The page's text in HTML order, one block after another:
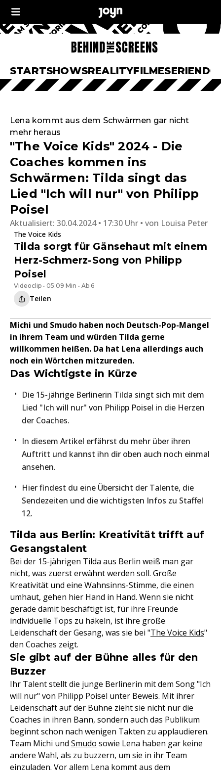
STARTSHOWSREALITYFILMESERIEN
Lena kommt aus dem Schwärmen gar nicht
mehr heraus
"The Voice Kids" 2024 - Die
Coaches kommen ins
Schwärmen: Tilda singt das
Lied "Ich will nur" von Philipp
Poisel
Aktualisiert: 30.04.2024 • 17:30 Uhr von Louisa Peter
The Voice Kids
Tilda sorgt für Gänsehaut mit einem
Herz-Schmerz-Song von Philipp
Poisel
Videoclip • 05:09 Min • Ab 6
Teilen
Michi und Smudo haben noch Deutsch-Pop-Mangel
in ihrem Team und würden Tilda gerne
willkommen heißen. Da hat Lena allerdings auch
noch ein Wörtchen mitzureden.
Das Wichtigste in Kürze
Die 15-jährige Berlinerin Tilda singt sich mit dem
Lied "Ich will nur" von Philipp Poisel in die Herzen
der Coaches.
In diesem Artikel erfährst du mehr über ihren
Auftritt und kannst ihn dir oben auch noch einmal
ansehen.
Hier findest du eine Übersicht der Talente, die
Sendezeiten und die wichtigsten Infos zu Staffel
12.
Tilda aus Berlin: Kreativität trifft auf
Gesangstalent
Bei der 15-jährigen Tilda aus Berlin weiß man gar
nicht, was zuerst erwähnt werden soll. Große
Kreativität und eine Wahnsinns-Stimme, die einen
umhaut, gehen hier Hand in Hand. Wenn sie nicht
gerade damit beschäftigt ist, für ihre Freunde
individuelle Tops zu häkeln, ist ihre große
Leidenschaft der Gesang, was sie bei "The Voice Kids"
den Coaches zeigt.
Sie gibt auf der Bühne alles für den
Buzzer
Ihr Talent stellt die junge Berlinerin mit dem Song "Ich
will nur" von Philipp Poisel unter Beweis. Mit ihrer
Leidenschaft auf der Bühne zieht sie nicht nur die
Coaches in ihren Bann, sondern auch das Publikum
beginnt schon nach wenigen Takten zu applaudieren.
Team Michi und Smudo sowie Lena haben gar keine
andere Wahl, als zu buzzern, um sie in ihr Team
einzuladen. Vor allem Lena kommt aus dem